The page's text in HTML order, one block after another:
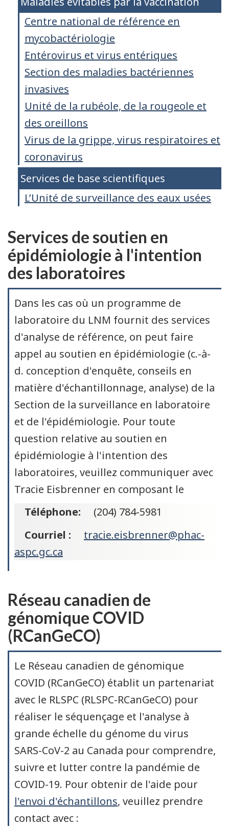
Centre national de référence en
mycobactériologie
Entérovirus et virus entériques
Section des maladies bactériennes
invasives
Unité de la rubéole, de la rougeole et
des oreillons
Virus de la grippe, virus respiratoires et
coronavirus
Services de base scientifiques
L’Unité de surveillance des eaux usées
Services de soutien en
épidémiologie à l'intention
des laboratoires
Dans les cas où un programme de
laboratoire du LNM fournit des services
d'analyse de référence, on peut faire
appel au soutien en épidémiologie (c.-à-
d. conception d'enquête, conseils en
matière d'échantillonnage, analyse) de la
Section de la surveillance en laboratoire
et de l'épidémiologie. Pour toute
question relative au soutien en
épidémiologie à l'intention des
laboratoires, veuillez communiquer avec
Tracie Eisbrenner en composant le
Téléphone:
(204) 784-5981
Courriel :
tracie.eisbrenner@phac-
aspc.gc.ca
Réseau canadien de
génomique COVID
(RCanGeCO)
Le Réseau canadien de génomique
COVID (RCanGeCO) établit un partenariat
avec le RLSPC (RLSPC-RCanGeCO) pour
réaliser le séquençage et l'analyse à
grande échelle du génome du virus
SARS-CoV-2 au Canada pour comprendre,
suivre et lutter contre la pandémie de
COVID-19. Pour obtenir de l'aide pour
l'envoi d'échantillons, veuillez prendre
contact avec :